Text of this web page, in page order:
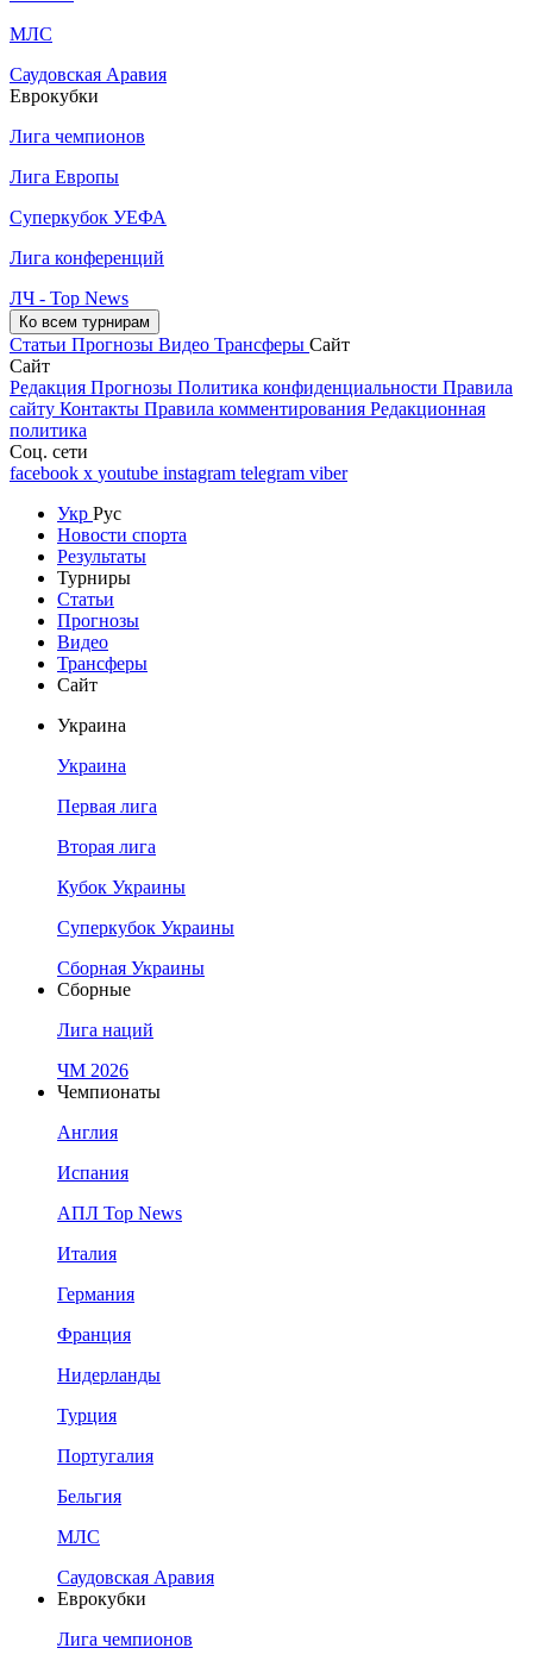
МЛС
Саудовская Аравия
Еврокубки
Лига чемпионов
Лига Европы
Суперкубок УЕФА
Лига конференций
ЛЧ - Top News
Ко всем турнирам
Статьи Прогнозы Видео Трансферы Сайт
Сайт
Редакция Прогнозы Политика конфиденциальности Правила
сайту Контакты Правила комментирования Редакционная
политика
Соц. сети
facebook x youtube instagram telegram viber
Укр Рус
Новости спорта
Результаты
Турниры
Статьи
Прогнозы
Видео
Трансферы
Сайт
Украина
Украина
Первая лига
Вторая лига
Кубок Украины
Суперкубок Украины
Сборная Украины
Сборные
Лига наций
ЧМ 2026
Чемпионаты
Англия
Испания
АПЛ Top News
Италия
Германия
Франция
Нидерланды
Турция
Португалия
Бельгия
МЛС
Саудовская Аравия
Еврокубки
Лига чемпионов